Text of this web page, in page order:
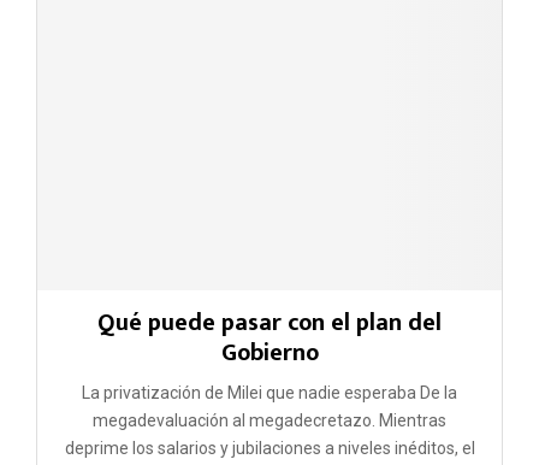
Qué puede pasar con el plan del
Gobierno
La privatización de Milei que nadie esperaba De la
megadevaluación al megadecretazo. Mientras
deprime los salarios y jubilaciones a niveles inéditos, el